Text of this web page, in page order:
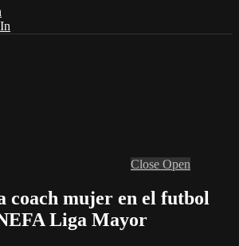
Close Open
coach mujer en el futbol
Liga Mayor